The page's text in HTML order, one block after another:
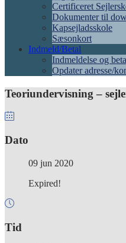
Certificeret
Dokumenter til
Kapsejladsskole
Sæsonkort
Indmeld/Betal
Indmeldelse og
Opdater adresse/
Teoriundervisning –
Dato
09 jun 2020
Expired!
Tid